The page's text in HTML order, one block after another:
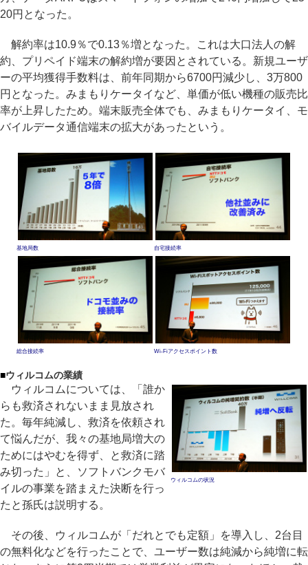
20円となった。
解約率は10.9％で0.13％増となった。これは大口法人の解
約、プリペイド端末の解約増が要因とされている。新規ユーザ
ーの平均獲得手数料は、前年同期から6700円減少し、3万800
円となった。みまもりケータイなど、単価が低い機種の販売比
率が上昇したため。端末販売全体でも、みまもりケータイ、モ
バイルデータ通信端末の拡大があったという。
基地局数 自宅接続率
総合接続率 Wi-Fiアクセスポイント数
■ウィルコムの業績
ウィルコムの状況
ウィルコムについては、「誰か
らも救済されないまま見放され
た。毎年純減し、救済を依頼され
て悩んだが、我々の基地局増大の
ためにはやむを得ず、と救済に踏
み切った」と、ソフトバンクモバ
イルの事業を踏まえた決断を行っ
たと孫氏は説明する。
その後、ウィルコムが「だれとでも定額」を導入し、2台目
の無料化などを行ったことで、ユーザー数は純減から純増に転